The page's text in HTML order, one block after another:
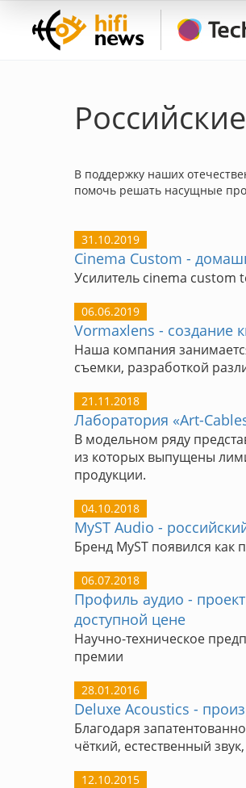
В поддержку наших
помочь решать насущные
31.10.2019
Cinema Custom -
Усилитель cinema custom
06.06.2019
Vormaxlens - создание
Наша компания
съемки, разработкой
21.11.2018
Лаборатория «Art-
В модельном ряду
из которых выпущены
продукции.
04.10.2018
MyST Audio -
Бренд MyST появился как
06.07.2018
Профиль аудио -
доступной цене
Научно-техническое
премии
28.01.2016
Deluxe Acoustics -
Благодаря
чёткий, естественный
12.10.2015